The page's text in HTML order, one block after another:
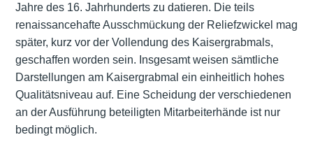
Jahre des 16. Jahrhunderts zu datieren. Die teils
renaissancehafte Ausschmückung der Reliefzwickel mag
später, kurz vor der Vollendung des Kaisergrabmals,
geschaffen worden sein. Insgesamt weisen sämtliche
Darstellungen am Kaisergrabmal ein einheitlich hohes
Qualitätsniveau auf. Eine Scheidung der verschiedenen
an der Ausführung beteiligten Mitarbeiterhände ist nur
bedingt möglich.